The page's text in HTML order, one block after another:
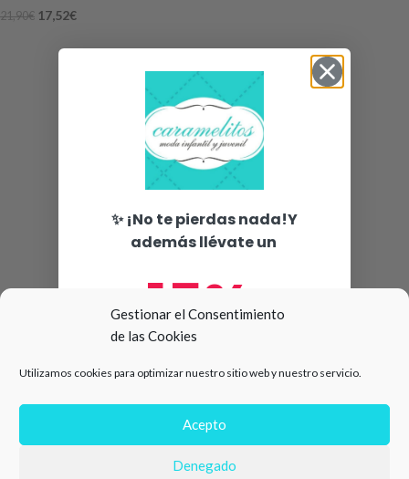
Gestionar el Consentimiento
de las Cookies
Utilizamos cookies para optimizar nuestro sitio web y nuestro servicio.
Acepto
Denegado
21,90€ 17,52€
✨ ¡No te pierdas nada!Y
además llévate un
15%
compra 🛍️
Número de teléfono